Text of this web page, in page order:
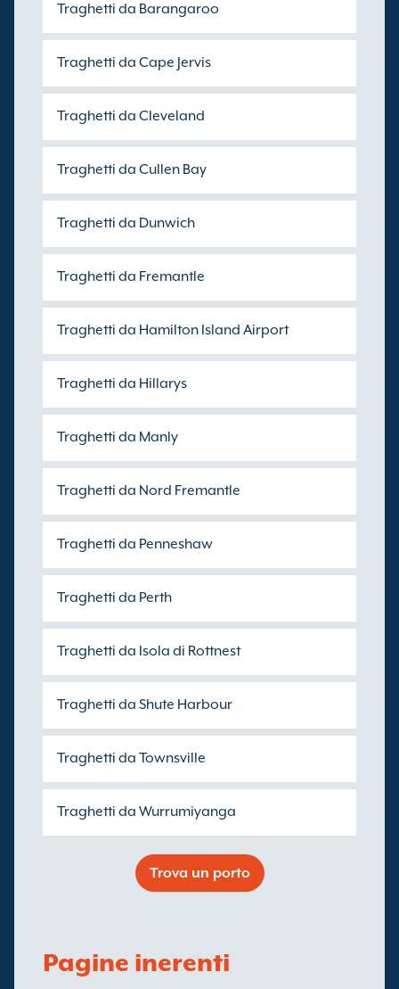
Traghetti da Barangaroo
Traghetti da Cape Jervis
Traghetti da Cleveland
Traghetti da Cullen Bay
Traghetti da Dunwich
Traghetti da Fremantle
Traghetti da Hamilton Island Airport
Traghetti da Hillarys
Traghetti da Manly
Traghetti da Nord Fremantle
Traghetti da Penneshaw
Traghetti da Perth
Traghetti da Isola di Rottnest
Traghetti da Shute Harbour
Traghetti da Townsville
Traghetti da Wurrumiyanga
Trova un porto
Pagine inerenti